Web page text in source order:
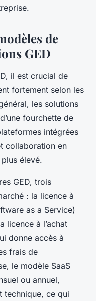
de
GED
il est crucial de
fortement selon les
les solutions
fourchette de
intégrées
collaboration en
élevé.
GED, trois
: la licence à
as a Service)
licence à l’achat
donne accès à
frais de
le modèle SaaS
ou annuel,
technique, ce qui